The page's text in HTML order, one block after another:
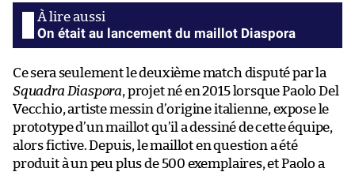
On était au lancement du maillot Diaspora
Ce sera seulement le deuxième match disputé par la
Squadra Diaspora, projet né en 2015 lorsque Paolo Del
Vecchio, artiste messin d’origine italienne, expose le
prototype d’un maillot qu’il a dessiné de cette équipe,
alors fictive. Depuis, le maillot en question a été
produit à un peu plus de 500 exemplaires, et Paolo a